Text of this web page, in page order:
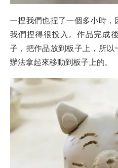
一捏我們也捏了一個多小時，
我們捏得很投入。作品完成
子，把作品放到板子上，所
辦法拿起來移動到板子上的。